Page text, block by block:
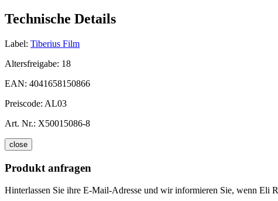
Technische Details
Label: Tiberius Film
Altersfreigabe: 18
EAN: 4041658150866
Preiscode: AL03
Art. Nr.: X50015086-8
close
Produkt anfragen
Hinterlassen Sie ihre E-Mail-Adresse und wir informieren Sie, wenn Eli